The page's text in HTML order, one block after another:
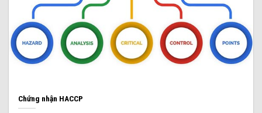
Chứng nhận HACCP